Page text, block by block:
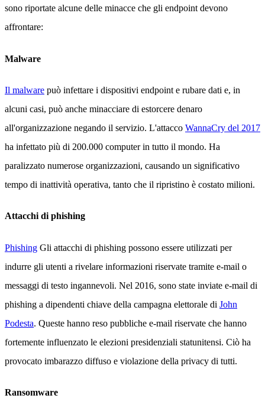
sono riportate alcune delle minacce che gli endpoint devono
affrontare:
Malware
Il malware può infettare i dispositivi endpoint e rubare dati e, in
alcuni casi, può anche minacciare di estorcere denaro
all'organizzazione negando il servizio. L'attacco WannaCry del 2017
ha infettato più di 200.000 computer in tutto il mondo. Ha
paralizzato numerose organizzazioni, causando un significativo
tempo di inattività operativa, tanto che il ripristino è costato milioni.
Attacchi di phishing
Phishing Gli attacchi di phishing possono essere utilizzati per
indurre gli utenti a rivelare informazioni riservate tramite e-mail o
messaggi di testo ingannevoli. Nel 2016, sono state inviate e-mail di
phishing a dipendenti chiave della campagna elettorale di John
Podesta. Queste hanno reso pubbliche e-mail riservate che hanno
fortemente influenzato le elezioni presidenziali statunitensi. Ciò ha
provocato imbarazzo diffuso e violazione della privacy di tutti.
Ransomware